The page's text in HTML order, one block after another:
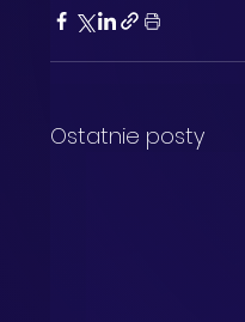
Ostatnie posty